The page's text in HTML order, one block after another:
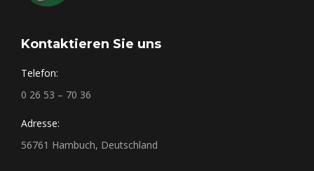
Kontaktieren Sie uns
Telefon:
0 26 53 – 70 36
Adresse:
56761 Hambuch, Deutschland